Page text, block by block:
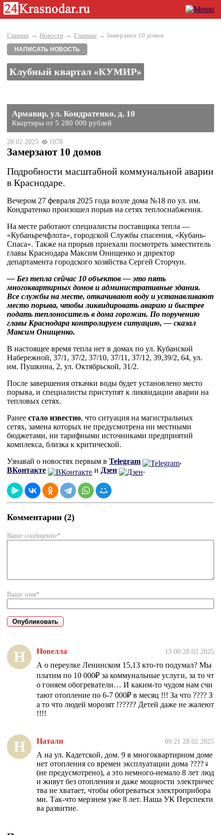
Главная → Новости → Главные → Замерзают 10 домов
НАПИСАТЬ НОВОСТЬ
Клубный квартал «КУМИР»
Армавир, ул. Кондратенко, д. 10
Квартиры от 5 280 000 рублей
28.02.2025 1078
Замерзают 10 домов
Подробности масштабной коммунальной аварии
в Краснодаре.
Вечером 27 февраля 2025 года возле дома №18 по ул. им.
Кондратенко произошел порыв на сетях теплоснабжения.
На месте работают специалисты поставщика тепла —
«Кубаньречфлота», городской Службы спасения, «Кубань-
Спаса». Также на прорыв приехали посмотреть заместитель
главы Краснодара Максим Онищенко и директор
департамента городского хозяйства Сергей Сторчун.
— Без тепла сейчас 10 объектов — это пять
многоквартирных домов и административные здания.
Все службы на месте, откачивают воду и устанавливают
место порыва, чтобы ликвидировать аварию и быстрее
подать теплоноситель в дома горожан. По поручению
главы Краснодара контролируем ситуацию, — сказал
Максим Онищенко.
В настоящее время тепла нет в домах по ул. Кубанской
Набережной, 37/1, 37/2, 37/10, 37/11, 37/12, 39,39/2, 64, ул.
им. Пушкина, 2, ул. Октябрьской, 31/2.
После завершения откачки воды будет установлено место
порыва, и специалисты приступят к ликвидации аварии на
тепловых сетях.
Ранее стало известно, что ситуация на магистральных
сетях, замена которых не предусмотрена ни местными
бюджетами, ни тарифными источниками предприятий
комплекса, близка к критической.
Узнавай о новостях первым в Telegram
,
ВКонтакте
и Дзен .
Комментарии (2)
Ваше сообщение*
Ваше имя*
Н Новелла 13:00 28.02.2025
А о переулке Ленинском 15,13 кто-то подумал? Мы
платим по 10 000₽ за коммунальные услуги, за то чт
о гоняем обогреватели… И каким-то чудом нам счи
тают отопление по 6-7 000₽ в месяц !!! За что ???? З
а то что людей морозят !????? Детей даже не жалеют
!!!!
Н Натали 09:21 28.02.2025
А на ул. Кадетской, дом. 9 в многоквартирном доме
нет отопления со времен эксплуатации дома ????‍♀️
(не предусмотрено), а это немного-немало 8 лет люд
и живут без отопления и даже мощности электричес
тва не хватает, чтобы обогреваться электроприбора
ми. Так-что мерзнем уже 8 лет. Наша УК Перспекти
ва развитие.